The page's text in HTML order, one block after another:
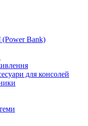
(Power Bank)
для консолей